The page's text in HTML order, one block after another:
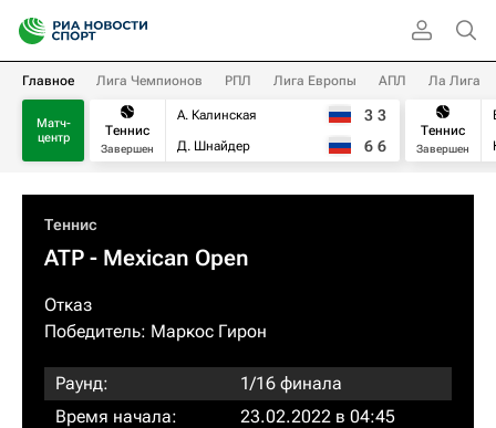
Главное Лига Чемпионов РПЛ Лига Европы АПЛ Ла Лига
Матч-
центр
Теннис
Завершен
А. Калинская
Д. Шнайдер
3 3
6 6
Теннис
Завершен
Теннис
ATP - Mexican Open
Отказ
Победитель: Маркос Гирон
Раунд:
1/16 финала
Время начала:
23.02.2022 в 04:45